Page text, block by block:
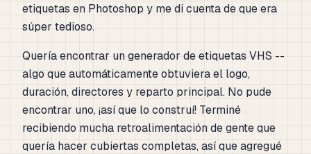
etiquetas en Photoshop y me di cuenta de que era
súper tedioso.
Quería encontrar un generador de etiquetas VHS --
algo que automáticamente obtuviera el logo,
duración, directores y reparto principal. No pude
encontrar uno, ¡así que lo construí! Terminé
recibiendo mucha retroalimentación de gente que
quería hacer cubiertas completas, así que agregué